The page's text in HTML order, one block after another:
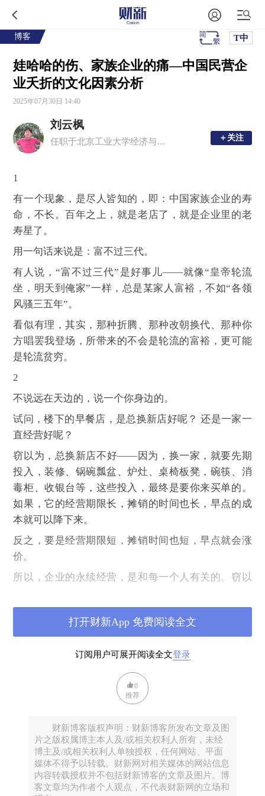
博客 T中
娃哈哈的伤、家族企业的痛—中国民营企
业夭折的文化因素分析
2025年07月30日 14:40
刘云枫
任职于北京工业大学经济与管理学院 ＋关注
＋关注
1
有一个现象，是尽人皆知的，即：中国家族企业的寿
命，不长。百年之上，就是老店了，就是企业里的老
寿星了。
用一句话来说是：富不过三代。
有人说，“富不过三代”是好事儿——就像“皇帝轮流
坐，明天到俺家”一样，总是某家人富裕，不如“各领
风骚三五年”。
看似有理，其实，那种折腾、那种改朝换代、那种你
方唱罢我登场，所带来的不会是轮流的富裕，更可能
是轮流贫穷。
2
不说远在天边的，说一个你身边的。
试问，楼下的早餐店，是总换新店好呢？ 还是一家一
直经营好呢？
窃以为，总换新店不好——因为，换一家，就要先期
投入，装修、锅碗瓢盆、炉灶、桌椅板凳，碗筷、消
毒柜、收银台等，这些投入，最终是要你来买单的。
如果，它的经营期限长，摊销的时间也长，早点的成
本就可以降下来。
反之，要是经营期限短，摊销时间也短，早点就会涨
价。
所以，企业的永续经营，是和每一个人有关的。窃以
个人。
那种希望旧店倒了，自己开店的，就像希望王朝覆灭
和平犬，不为乱离人。和平是符合所有人利益的。
换言之，永续经营也是符合大多人利益的。
然而，天不遂人意啊。
宗庆后海外私生子事件曝光后，公众和学界，再一次
担心宗家嫡庶之间的财产纷争，会进一步扩大到娃哈
哈的股权纠纷。后果是，第一，纷争的双方两败俱
伤；第二，可能会造成宗馥莉失去对娃哈哈的控制和
订阅用户可展开阅读全文登录
打开财新App 免费阅读全文
0
推荐
财新博客版权声明：财新博客所发布文章及图
片之版权属博主本人及/或相关权利人所有，未经
博主及/或相关权利人单独授权，任何网站、平面
媒体不得予以转载。财新网对相关媒体的网站信息
内容转载授权并不包括财新博客的文章及图片。博
客文章均为作者个人观点，不代表财新网的立场和